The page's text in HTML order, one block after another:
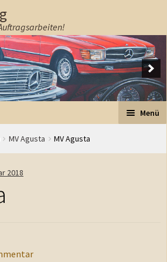
Menü
MV Agusta MV Agusta
2018